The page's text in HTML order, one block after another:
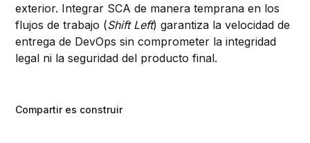
exterior. Integrar SCA de manera temprana en los
flujos de trabajo (Shift Left) garantiza la velocidad de
entrega de DevOps sin comprometer la integridad
legal ni la seguridad del producto final.
Compartir es construir